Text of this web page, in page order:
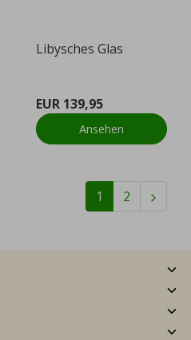
Libysches Glas
EUR 139,95
Ansehen
1 2